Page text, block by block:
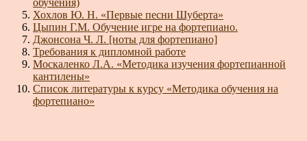
обучения)
Хохлов Ю. Н. «Первые песни Шуберта»
Цыпин Г.М. Обучение игре на фортепиано.
Джонсона Ч. Л. [ноты для фортепиано]
Требования к дипломной работе
Москаленко Л.А. «Методика изучения фортепианной
кантилены»
Список литературы к курсу «Методика обучения на
фортепиано»